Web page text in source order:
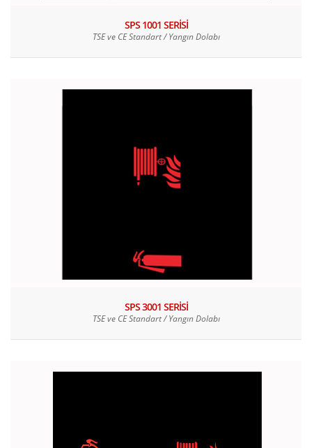
SPS 1001 SERİSİ
TSE ve CE Standart / Yangın Dolabı
SPS 3001 SERİSİ
TSE ve CE Standart / Yangın Dolabı